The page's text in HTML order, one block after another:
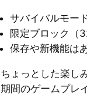
サバイバルモー
限定ブロック（
保存や新機能は
ちょっとした楽し
期間のゲームプレ